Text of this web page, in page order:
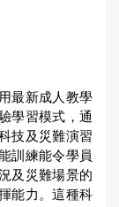
最新成人教學
學習模式，通
技及災難演習
訓練能令學員
及災難場景的
能力。這種科